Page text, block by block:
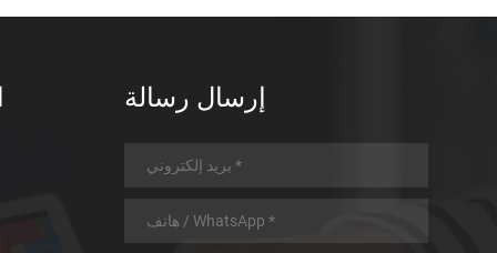
إرسال رسالة